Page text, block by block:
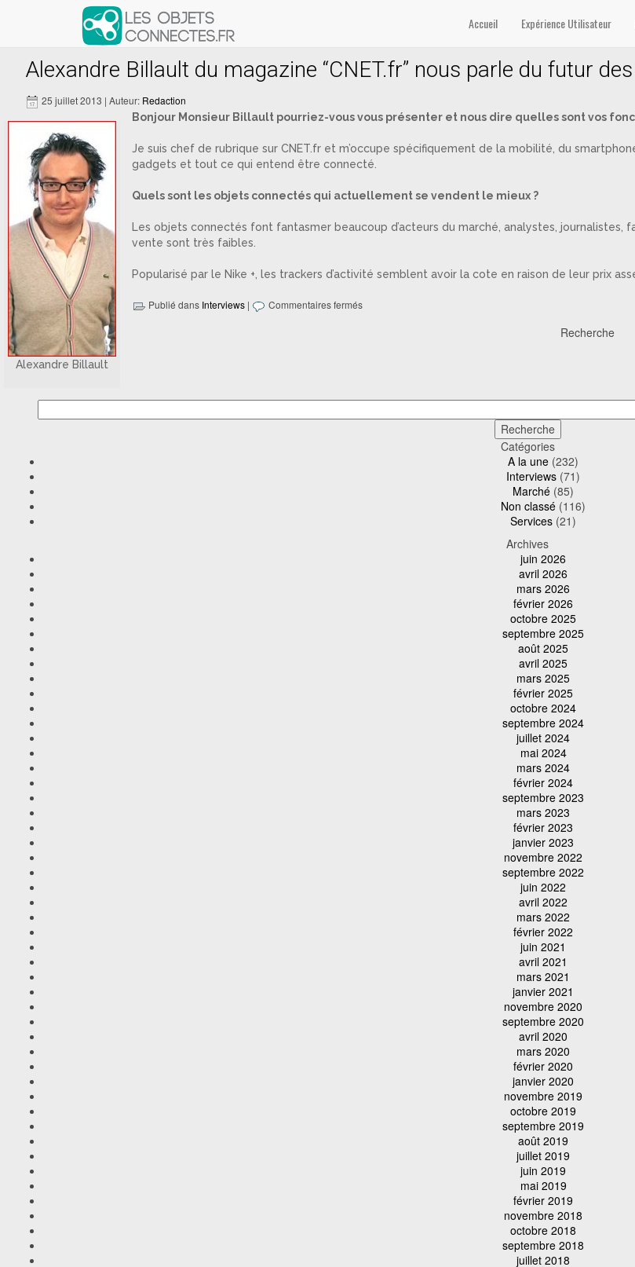
Accueil Expérience Utilisateur
Articles avec le tag ‘wearable computing’
Alexandre Billault du magazine “CNET.fr” nous parle du futur
25 juillet 2013 | Auteur: Redaction
Alexandre Billault
Bonjour Monsieur Billault pourriez-vous vous présenter et nous dire quelles sont vos
Je suis chef de rubrique sur CNET.fr et m’occupe spécifiquement de la mobilité, du
gadgets et tout ce qui entend être connecté.
Quels sont les objets connectés qui actuellement se vendent le mieux ?
Les objets connectés font fantasmer beaucoup d’acteurs du marché, analystes,
vente sont très faibles.
Popularisé par le Nike +, les trackers d’activité semblent avoir la cote en raison de leur prix
Publié dans Interviews | Commentaires fermés
Recherche
Catégories
A la une (232)
Interviews (71)
Marché (85)
Non classé (116)
Services (21)
Archives
juin 2026
avril 2026
mars 2026
février 2026
octobre 2025
septembre 2025
août 2025
avril 2025
mars 2025
février 2025
octobre 2024
septembre 2024
juillet 2024
mai 2024
mars 2024
février 2024
septembre 2023
mars 2023
février 2023
janvier 2023
novembre 2022
septembre 2022
juin 2022
avril 2022
mars 2022
février 2022
juin 2021
avril 2021
mars 2021
janvier 2021
novembre 2020
septembre 2020
avril 2020
mars 2020
février 2020
janvier 2020
novembre 2019
octobre 2019
septembre 2019
août 2019
juillet 2019
juin 2019
mai 2019
février 2019
novembre 2018
octobre 2018
septembre 2018
juillet 2018